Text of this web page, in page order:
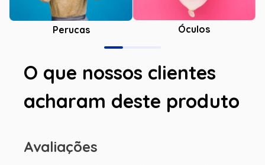
Perucas Óculos
O que nossos clientes
acharam deste produto
Avaliações